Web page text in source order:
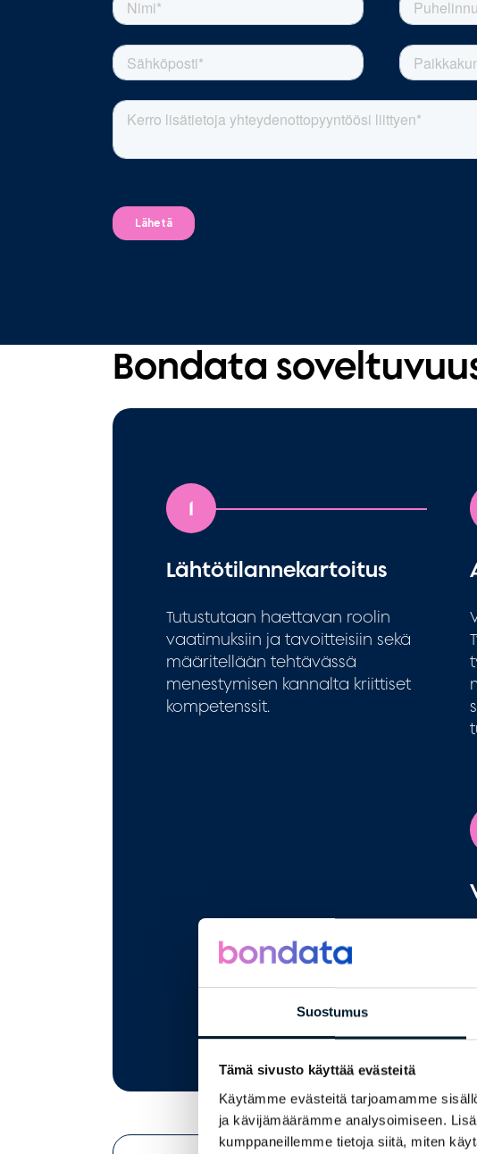
Suostumus
Tämä sivusto käyttää evästeitä
Käytämme evästeitä tarjoamamme
ja kävijämäärämme analysoimiseen.
kumppaneillemme tietoja siitä, miten
Bondata
1
Lähtötilannekartoitus
Tutustutaan haettavan roolin
vaatimuksiin ja tavoitteisiin sekä
määritellään tehtävässä
menestymisen kannalta kriittiset
kompetenssit.